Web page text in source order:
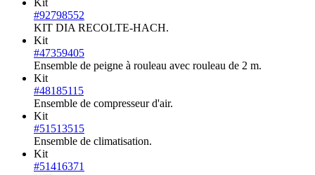
Kit
#92798552
KIT DIA RECOLTE-HACH.
Kit
#47359405
Ensemble de peigne à rouleau avec rouleau de 2 m.
Kit
#48185115
Ensemble de compresseur d'air.
Kit
#51513515
Ensemble de climatisation.
Kit
#51416371